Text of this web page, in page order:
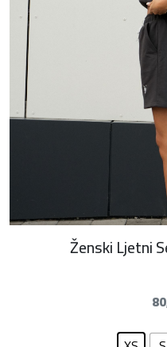
Ženski Ljetni